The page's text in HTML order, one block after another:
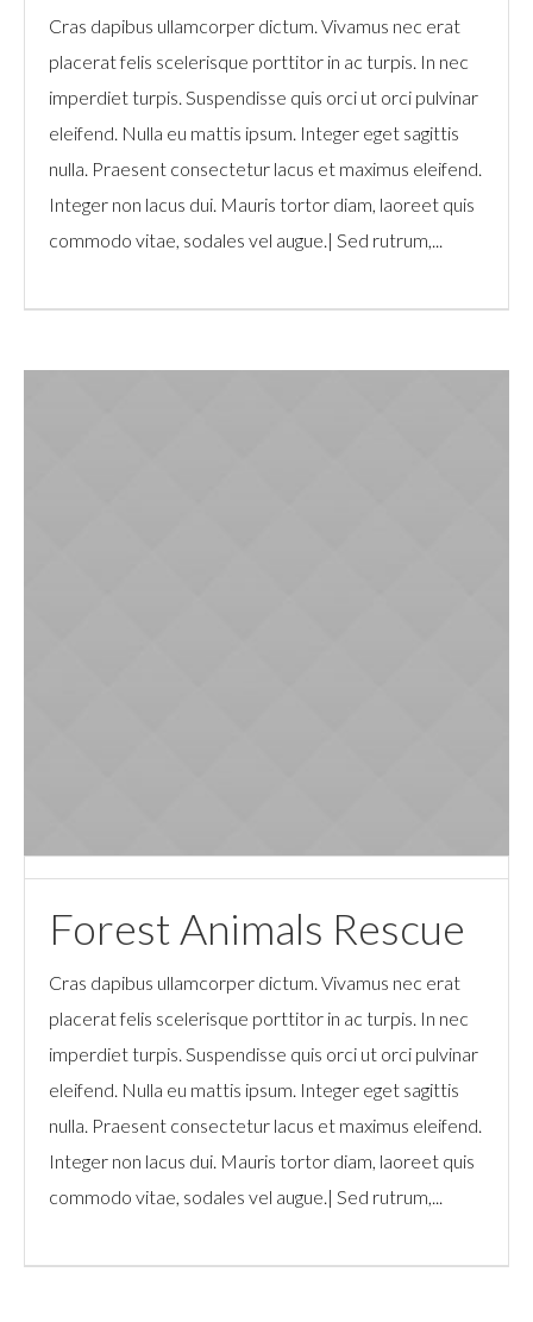
Cras dapibus ullamcorper dictum. Vivamus nec erat
placerat felis scelerisque porttitor in ac turpis. In nec
imperdiet turpis. Suspendisse quis orci ut orci pulvinar
eleifend. Nulla eu mattis ipsum. Integer eget sagittis
nulla. Praesent consectetur lacus et maximus eleifend.
Integer non lacus dui. Mauris tortor diam, laoreet quis
commodo vitae, sodales vel augue.| Sed rutrum,...
Forest Animals Rescue
Cras dapibus ullamcorper dictum. Vivamus nec erat
placerat felis scelerisque porttitor in ac turpis. In nec
imperdiet turpis. Suspendisse quis orci ut orci pulvinar
eleifend. Nulla eu mattis ipsum. Integer eget sagittis
nulla. Praesent consectetur lacus et maximus eleifend.
Integer non lacus dui. Mauris tortor diam, laoreet quis
commodo vitae, sodales vel augue.| Sed rutrum,...